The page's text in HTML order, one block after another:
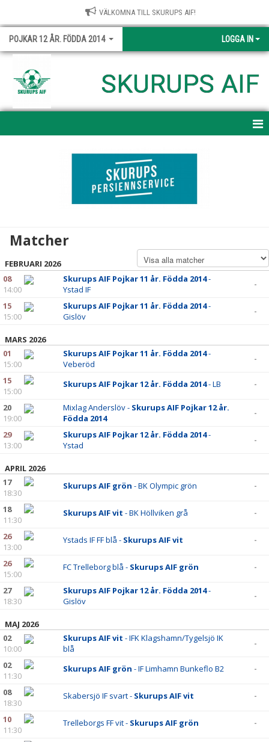
VÄLKOMNA TILL SKURUPS AIF!
POJKAR 12 ÅR. FÖDDA 2014 LOGGA IN
SKURUPS AIF
BILDGALLERI
DOKUMENT
Matcher
FEBRUARI 2026
08
14:00
Skurups AIF Pojkar 11 år. Födda 2014-
Ystad IF
-
15
15:00
Skurups AIF Pojkar 11 år. Födda 2014-
Gislöv
-
MARS 2026
01
15:00
Skurups AIF Pojkar 11 år. Födda 2014-
Veberöd
-
15
15:00
Skurups AIF Pojkar 12 år. Födda 2014- LB -
20
19:00
Mixlag Anderslöv - Skurups AIF Pojkar 12 år.
Födda 2014
-
29
13:00
Skurups AIF Pojkar 12 år. Födda 2014-
Ystad
-
APRIL 2026
17
18:30
Skurups AIF grön - BK Olympic grön -
18
11:30
Skurups AIF vit - BK Höllviken grå -
26
13:00
Ystads IF FF blå - Skurups AIF vit -
26
15:00
FC Trelleborg blå - Skurups AIF grön -
27
18:30
Skurups AIF Pojkar 12 år. Födda 2014-
Gislöv
-
MAJ 2026
02
10:00
Skurups AIF vit - IFK Klagshamn/Tygelsjö IK
blå
-
02
11:30
Skurups AIF grön - IF Limhamn Bunkeflo B2 -
08
18:30
Skabersjö IF svart - Skurups AIF vit -
10
11:30
Trelleborgs FF vit - Skurups AIF grön -